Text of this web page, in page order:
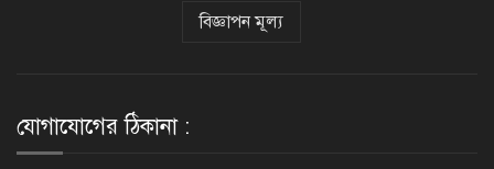
বিজ্ঞাপন মূল্য
যোগাযোগের ঠিকানা :